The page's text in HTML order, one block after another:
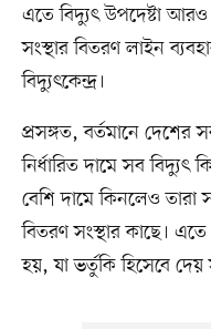
এতে বিদ্যুৎ উপদেষ্টা
সংস্থার বিতরণ লাইন
বিদ্যুৎকেন্দ্র।
প্রসঙ্গত, বর্তমানে দেশের
নির্ধারিত দামে সব বিদ্যুৎ
বেশি দামে কিনলেও তারা
বিতরণ সংস্থার কাছে।
হয়, যা ভর্তুকি হিসেবে